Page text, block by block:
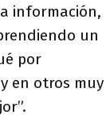
información,
un
por
en otros muy